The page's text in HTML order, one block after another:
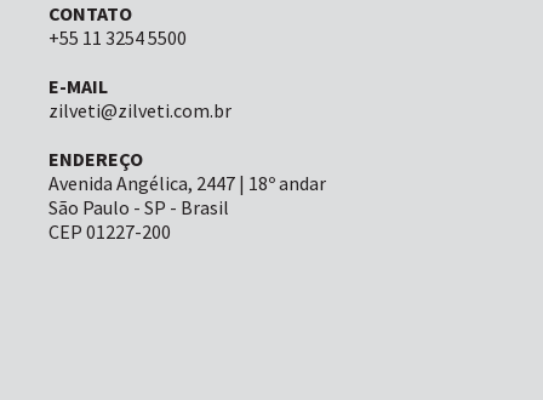
CONTATO
+55 11 3254 5500
E-MAIL
zilveti@zilveti.com.br
ENDEREÇO
Avenida Angélica, 2447 | 18º andar
São Paulo - SP - Brasil
CEP 01227-200